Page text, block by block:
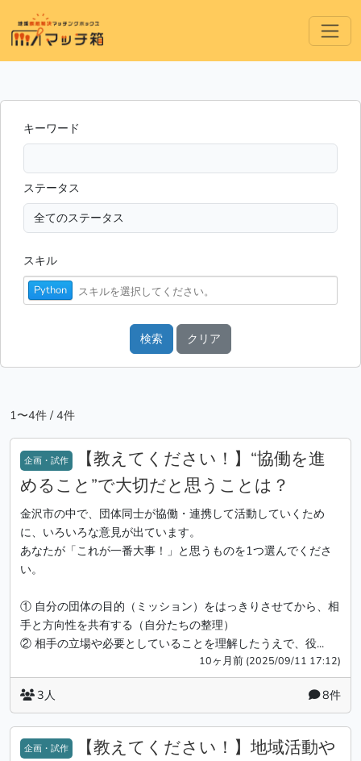
キーワード
ステータス
スキル
Python
検索 クリア
1〜4件 / 4件
企画・試作
【教えてください！】“協働を進
めること”で大切だと思うことは？
金沢市の中で、団体同士が協働・連携して活動していくため
に、いろいろな意見が出ています。
あなたが「これが一番大事！」と思うものを1つ選んでくださ
い。
① 自分の団体の目的（ミッション）をはっきりさせてから、相
手と方向性を共有する（自分たちの整理）
② 相手の立場や必要としていることを理解したうえで、役...
10ヶ月前 (2025/09/11 17:12)
3人 8件
企画・試作
【教えてください！】地域活動や